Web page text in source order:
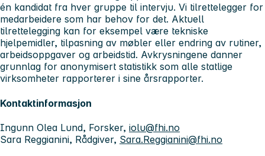
én kandidat fra hver gruppe til intervju. Vi tilrettelegger for
medarbeidere som har behov for det. Aktuell
tilrettelegging kan for eksempel være tekniske
hjelpemidler, tilpasning av møbler eller endring av rutiner,
arbeidsoppgaver og arbeidstid. Avkrysningene danner
grunnlag for anonymisert statistikk som alle statlige
virksomheter rapporterer i sine årsrapporter.
Kontaktinformasjon
Ingunn Olea Lund, Forsker, iolu@fhi.no
Sara Reggianini, Rådgiver, Sara.Reggianini@fhi.no